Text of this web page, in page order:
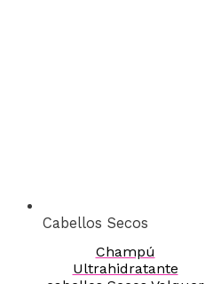
Cabellos Secos
Champú
Ultrahidratante